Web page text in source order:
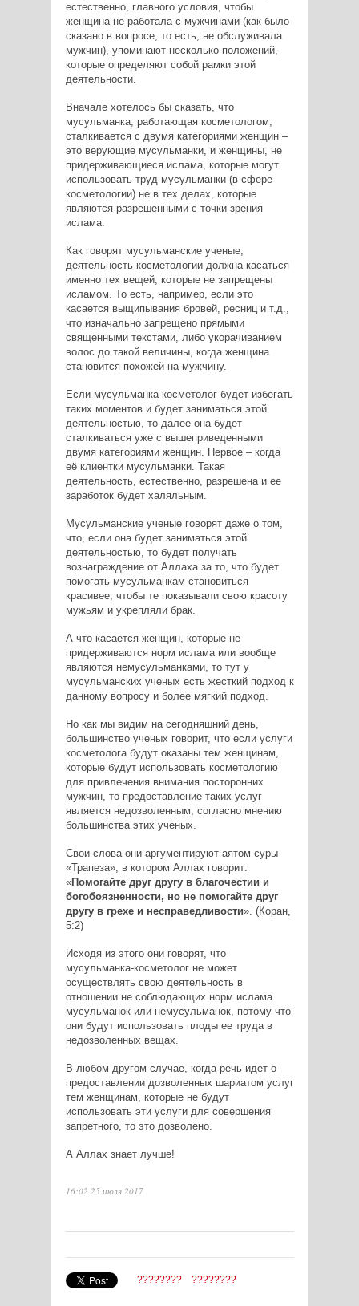
естественно, главного условия, чтобы
женщина не работала с мужчинами (как было
сказано в вопросе, то есть, не обслуживала
мужчин), упоминают несколько положений,
которые определяют собой рамки этой
деятельности.
Вначале хотелось бы сказать, что
мусульманка, работающая косметологом,
сталкивается с двумя категориями женщин –
это верующие мусульманки, и женщины, не
придерживающиеся ислама, которые могут
использовать труд мусульманки (в сфере
косметологии) не в тех делах, которые
являются разрешенными с точки зрения
ислама.
Как говорят мусульманские ученые,
деятельность косметологии должна касаться
именно тех вещей, которые не запрещены
исламом. То есть, например, если это
касается выщипывания бровей, ресниц и т.д.,
что изначально запрещено прямыми
священными текстами, либо укорачиванием
волос до такой величины, когда женщина
становится похожей на мужчину.
Если мусульманка-косметолог будет избегать
таких моментов и будет заниматься этой
деятельностью, то далее она будет
сталкиваться уже с вышеприведенными
двумя категориями женщин. Первое – когда
её клиентки мусульманки. Такая
деятельность, естественно, разрешена и ее
заработок будет халяльным.
Мусульманские ученые говорят даже о том,
что, если она будет заниматься этой
деятельностью, то будет получать
вознаграждение от Аллаха за то, что будет
помогать мусульманкам становиться
красивее, чтобы те показывали свою красоту
мужьям и укрепляли брак.
А что касается женщин, которые не
придерживаются норм ислама или вообще
являются немусульманками, то тут у
мусульманских ученых есть жесткий подход к
данному вопросу и более мягкий подход.
Но как мы видим на сегодняшний день,
большинство ученых говорит, что если услуги
косметолога будут оказаны тем женщинам,
которые будут использовать косметологию
для привлечения внимания посторонних
мужчин, то предоставление таких услуг
является недозволенным, согласно мнению
большинства этих ученых.
Свои слова они аргументируют аятом суры
«Трапеза», в котором Аллах говорит:
«Помогайте друг другу в благочестии и
богобоязненности, но не помогайте друг
другу в грехе и несправедливости». (Коран,
5:2)
Исходя из этого они говорят, что
мусульманка-косметолог не может
осуществлять свою деятельность в
отношении не соблюдающих норм ислама
мусульманок или немусульманок, потому что
они будут использовать плоды ее труда в
недозволенных вещах.
В любом другом случае, когда речь идет о
предоставлении дозволенных шариатом услуг
тем женщинам, которые не будут
использовать эти услуги для совершения
запретного, то это дозволено.
А Аллах знает лучше!
16:02 25 июля 2017
???????? ????????